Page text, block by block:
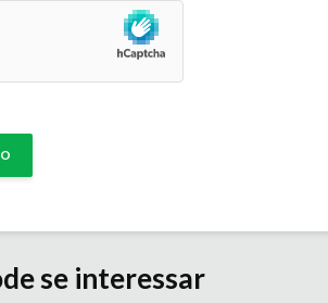
se interessar